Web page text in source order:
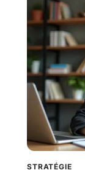
STRATÉGIE